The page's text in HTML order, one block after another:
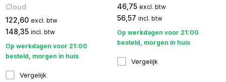
Cloud
122,60 excl. btw
148,35 incl. btw
Op werkdagen voor 21:00
besteld, morgen in huis
Vergelijk
46,75 excl. btw
56,57 incl. btw
Op werkdagen voor 21:00
besteld, morgen in huis
Vergelijk